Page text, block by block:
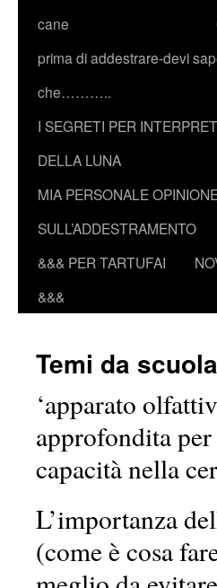
cane
prima di addestrare-devi
che………..
I SEGRETI PER
DELLA LUNA
MIA PERSONALE
SULL’ADDESTRAMENTO
&&& PER TARTUFAI
&&&
Temi da
‘apparato
approfondita
capacità nella
L’importanza
(come è cosa